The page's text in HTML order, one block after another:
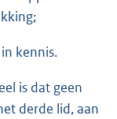
kennis.
is dat geen
derde lid, aan